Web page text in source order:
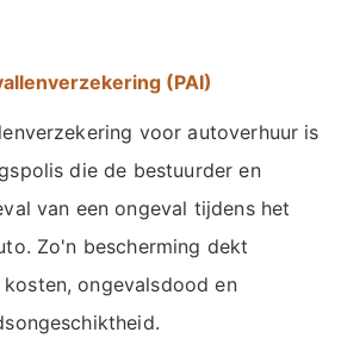
(PAI)
voor autoverhuur is
die de bestuurder en
van een ongeval tijdens het
Zo'n bescherming dekt
ongevalsdood en